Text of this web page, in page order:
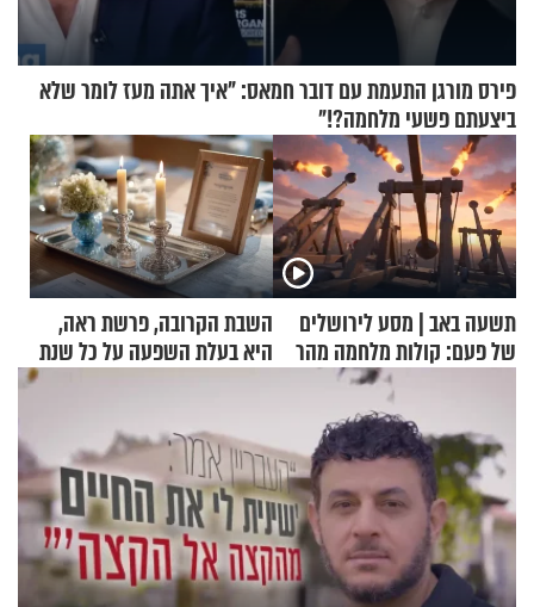
פירס מורגן התעמת עם דובר חמאס: "איך אתה מעז לומר שלא
ביצעתם פשעי מלחמה?!"
תשעה באב | מסע לירושלים
של פעם: קולות מלחמה מהר
השבת הקרובה, פרשת ראה,
היא בעלת השפעה על כל שנת